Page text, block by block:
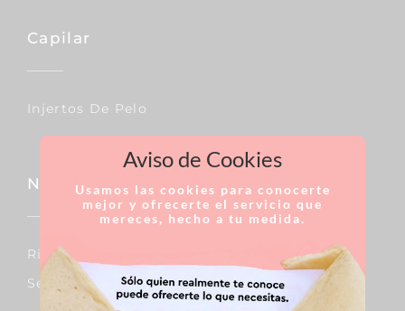
Capilar
Injertos De Pelo
Nariz
Rinoplastia
Septoplastia
Aviso de Cookies
Usamos las cookies para conocerte
mejor y ofrecerte el servicio que
mereces, hecho a tu medida.